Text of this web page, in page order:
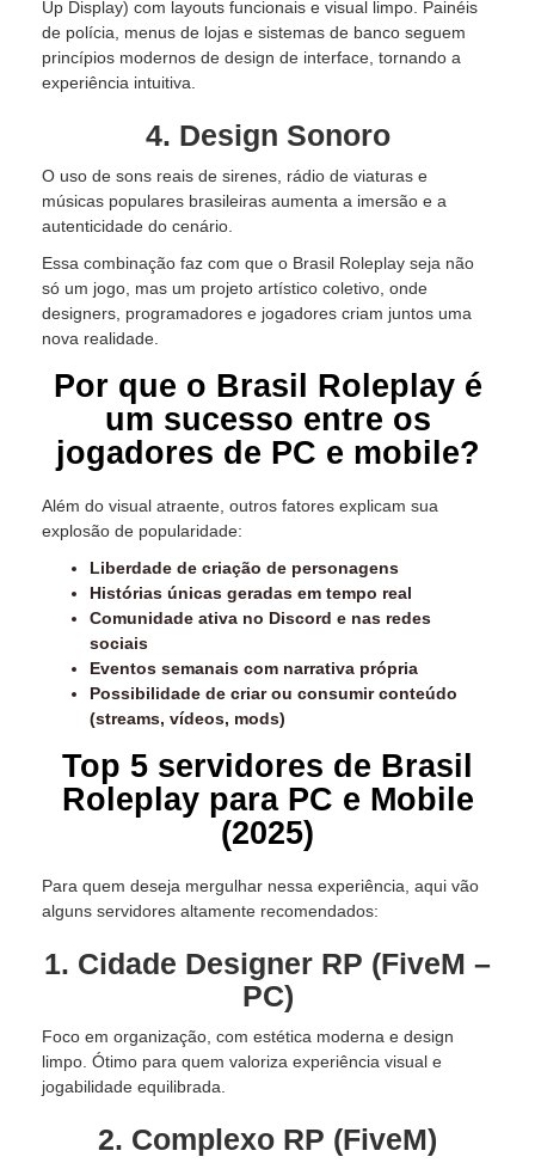
Up Display) com layouts funcionais e visual limpo. Painéis
de polícia, menus de lojas e sistemas de banco seguem
princípios modernos de design de interface, tornando a
experiência intuitiva.
4. Design Sonoro
O uso de sons reais de sirenes, rádio de viaturas e
músicas populares brasileiras aumenta a imersão e a
autenticidade do cenário.
Essa combinação faz com que o Brasil Roleplay seja não
só um jogo, mas um projeto artístico coletivo, onde
designers, programadores e jogadores criam juntos uma
nova realidade.
Por que o Brasil Roleplay é
um sucesso entre os
jogadores de PC e mobile?
Além do visual atraente, outros fatores explicam sua
explosão de popularidade:
Liberdade de criação de personagens
Histórias únicas geradas em tempo real
Comunidade ativa no Discord e nas redes
sociais
Eventos semanais com narrativa própria
Possibilidade de criar ou consumir conteúdo
(streams, vídeos, mods)
Top 5 servidores de Brasil
Roleplay para PC e Mobile
(2025)
Para quem deseja mergulhar nessa experiência, aqui vão
alguns servidores altamente recomendados:
1. Cidade Designer RP (FiveM –
PC)
Foco em organização, com estética moderna e design
limpo. Ótimo para quem valoriza experiência visual e
jogabilidade equilibrada.
2. Complexo RP (FiveM)